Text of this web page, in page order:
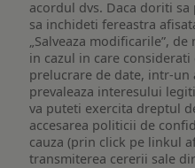
acordul dvs. Daca doriti
sa inchideti fereastra
„Salveaza modificarile”,
in cazul in care
prelucrare de date, intr-un
prevaleaza interesului
va puteti exercita dreptul
accesarea politicii de
cauza (prin click pe linkul
transmiterea cererii sale